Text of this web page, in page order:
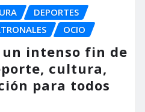
DEPORTES
OCIO
intenso fin de
cultura,
para todos